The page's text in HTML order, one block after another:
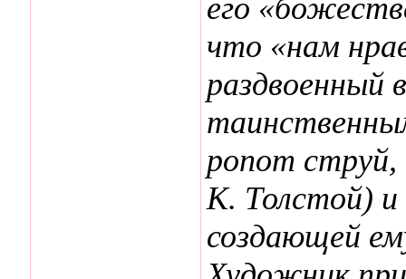
его
что «нам
раздвоенный
ропот струй,
К. Толстой) и
создающей